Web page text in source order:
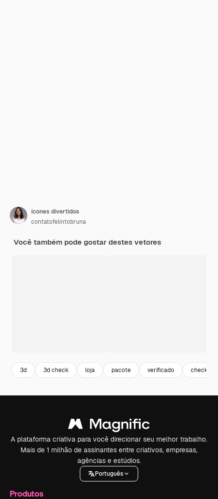
ícones divertidos
contatofelintobruna
Você também pode gostar destes vetores
3d 3d check loja pacote verificado check
A plataforma criativa para você direcionar seu melhor trabalho.
Mais de 1 milhão de assinantes entre criativos, empresas,
agências e estúdios.
Português
Produtos